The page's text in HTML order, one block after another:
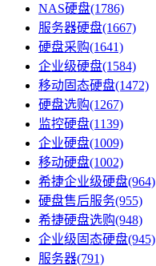
NAS硬盘(1786)
服务器硬盘(1667)
硬盘采购(1641)
企业级硬盘(1584)
移动固态硬盘(1472)
硬盘选购(1267)
监控硬盘(1139)
企业硬盘(1009)
移动硬盘(1002)
希捷企业级硬盘(964)
硬盘售后服务(955)
希捷硬盘选购(948)
企业级固态硬盘(945)
服务器(791)